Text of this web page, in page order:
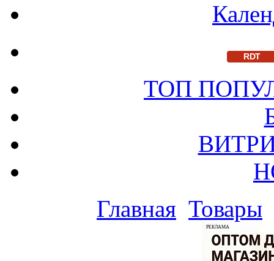
RDT
ТОП
Главная Товары
РЕКЛАМА